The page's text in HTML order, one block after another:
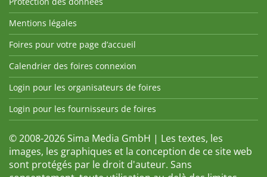
Mentions légales
Foires pour votre page d’accueil
Calendrier des foires connexion
Login pour les organisateurs de foires
Login pour les fournisseurs de foires
© 2008-2026 Sima Media GmbH | Les textes, les
images, les graphiques et la conception de ce site web
sont protégés par le droit d'auteur. Sans